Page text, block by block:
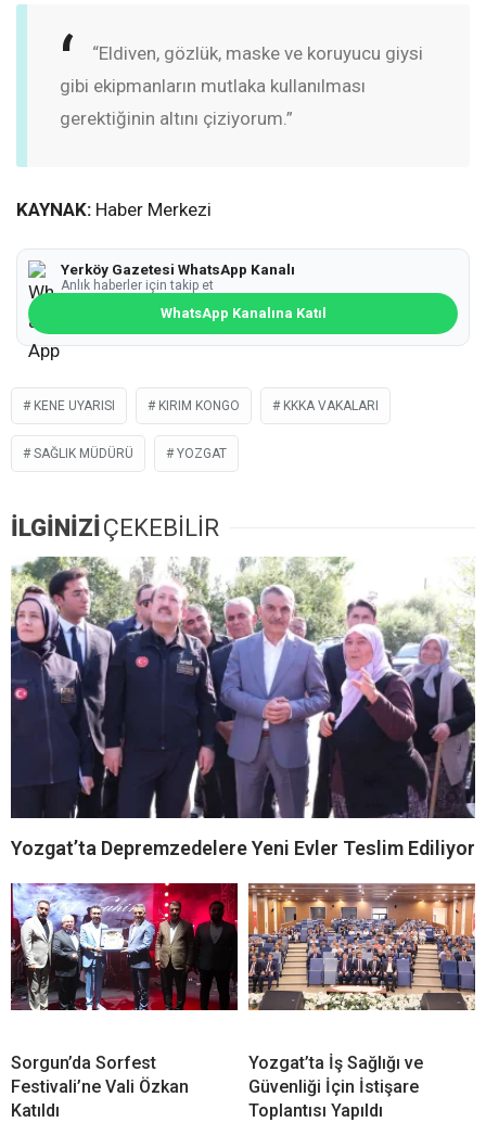
“Eldiven, gözlük, maske ve koruyucu giysi
gibi ekipmanların mutlaka kullanılması
gerektiğinin altını çiziyorum.”
KAYNAK: Haber Merkezi
Yerköy Gazetesi WhatsApp Kanalı
Anlık haberler için takip et
WhatsApp Kanalına Katıl
KENE UYARISI KIRIM KONGO KKKA VAKALARI
SAĞLIK MÜDÜRÜ YOZGAT
İLGİNİZİÇEKEBİLİR
Yozgat’ta Depremzedelere Yeni Evler Teslim Ediliyor
Sorgun’da Sorfest
Festivali’ne Vali Özkan
Katıldı
Yozgat’ta İş Sağlığı ve
Güvenliği İçin İstişare
Toplantısı Yapıldı